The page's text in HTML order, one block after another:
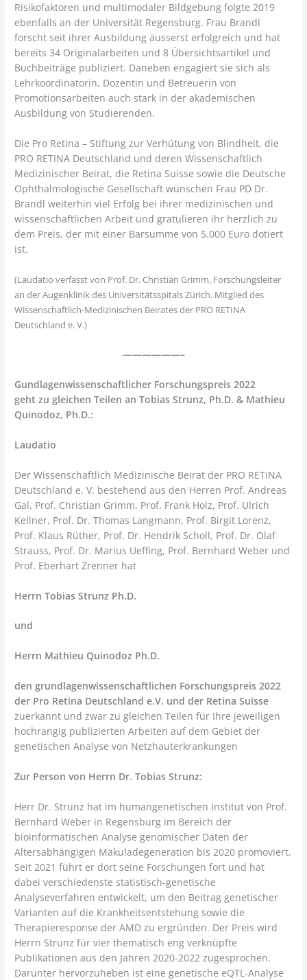
Risikofaktoren und multimodaler Bildgebung folgte 2019
ebenfalls an der Universität Regensburg. Frau Brandl
forscht seit ihrer Ausbildung äusserst erfolgreich und hat
bereits 34 Originalarbeiten und 8 Übersichtsartikel und
Buchbeiträge publiziert. Daneben engagiert sie sich als
Lehrkoordinatorin, Dozentin und Betreuerin von
Promotionsarbeiten auch stark in der akademischen
Ausbildung von Studierenden.
Die Pro Retina – Stiftung zur Verhütung von Blindheit, die
PRO RETINA Deutschland und deren Wissenschaftlich
Medizinischer Beirat, die Retina Suisse sowie die Deutsche
Ophthalmologische Gesellschaft wünschen Frau PD Dr.
Brandl weiterhin viel Erfolg bei ihrer medizinischen und
wissenschaftlichen Arbeit und gratulieren ihr herzlich zu
dem Preis, der mit einer Barsumme von 5.000 Euro dotiert
ist.
(Laudatio verfasst von Prof. Dr. Christian Grimm, Forschungsleiter
an der Augenklinik des Universitätsspitals Zürich. Mitglied des
Wissenschaftlich-Medizinischen Beirates der PRO RETINA
Deutschland e. V.)
——————–
Gundlagenwissenschaftlicher Forschungspreis 2022
geht zu gleichen Teilen an Tobias Strunz, Ph.D. & Mathieu
Quinodoz, Ph.D.:
Laudatio
Der Wissenschaftlich Medizinische Beirat der PRO RETINA
Deutschland e. V. bestehend aus den Herren Prof. Andreas
Gal, Prof. Christian Grimm, Prof. Frank Holz, Prof. Ulrich
Kellner, Prof. Dr. Thomas Langmann, Prof. Birgit Lorenz,
Prof. Klaus Rüther, Prof. Dr. Hendrik Scholl, Prof. Dr. Olaf
Strauss, Prof. Dr. Marius Ueffing, Prof. Bernhard Weber und
Prof. Eberhart Zrenner hat
Herrn Tobias Strunz Ph.D.
und
Herrn Mathieu Quinodoz Ph.D.
den grundlagenwissenschaftlichen Forschungspreis 2022
der Pro Retina Deutschland e.V. und der Retina Suisse
zuerkannt und zwar zu gleichen Teilen für Ihre jeweiligen
hochrangig publizierten Arbeiten auf dem Gebiet der
genetischen Analyse von Netzhauterkrankungen
Zur Person von Herrn Dr. Tobias Strunz:
Herr Dr. Strunz hat im humangenetischen Institut von Prof.
Bernhard Weber in Regensburg im Bereich der
bioinformatischen Analyse genomischer Daten der
Altersabhängigen Makuladegeneration bis 2020 promoviert.
Seit 2021 führt er dort seine Forschungen fort und hat
dabei verschiedenste statistisch-genetische
Analyseverfahren entwickelt, um den Beitrag genetischer
Varianten auf die Krankheitsentstehung sowie die
Therapieresponse der AMD zu ergründen. Der Preis wird
Herrn Strunz für vier thematisch eng verknüpfte
Publikationen aus den Jahren 2020-2022 zugesprochen.
Darunter hervorzuheben ist eine genetische eQTL-Analyse